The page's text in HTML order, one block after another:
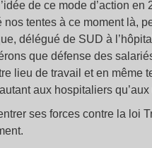
de ce mode d’action
nos tentes à ce moment là,
délégué de SUD à
que défense des
lieu de travail et en même
aux hospitaliers
ses forces contre la loi